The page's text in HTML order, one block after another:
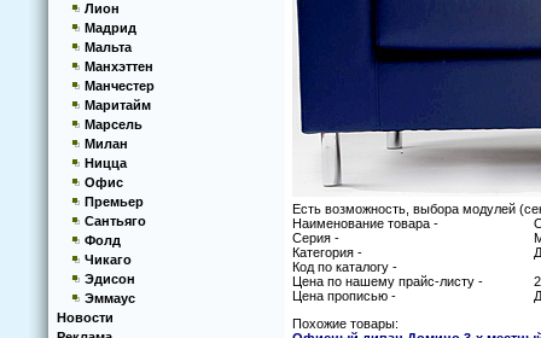
Лион
Мадрид
Мальта
Манхэттен
Манчестер
Маритайм
Марсель
Милан
Ницца
Офис
Премьер
Сантьяго
Фолд
Чикаго
Эдисон
Эммаус
Новости
Есть возможность, выбора модулей
Наименование товара -
Серия -
Категория -
Код по каталогу -
Цена по нашему прайс-листу -
Цена прописью -
Похожие товары: